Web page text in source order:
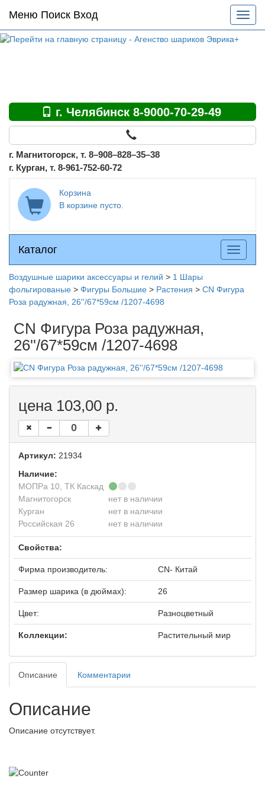
Основное
меню
по
Меню Поиск Вход
меню
г. Челябинск 8-9000-70-29-49
г. Магнитогорск, т. 8–908–828–35–38
г. Курган, т. 8-961-752-60-72
Корзина
В корзине пусто.
Каталог
Каталог
меню
Воздушные шарики аксессуары и гелий > 1 Шары
фольгированые > Фигуры Большие > Растения > CN Фигура
Роза радужная, 26''/67*59см /1207-4698
CN Фигура Роза радужная,
26''/67*59см /1207-4698
цена 103,00 р.
Артикул: 21934
Наличие:
МОПРа 10, ТК Каскад
Магнитогорск
нет в наличии
Курган
нет в наличии
Российская 26
нет в наличии
Свойства:
Фирма производитель: CN- Китай
Размер шарика (в дюймах): 26
Цвет: Разноцветный
Коллекции: Растительный мир
Описание Комментарии
Описание
Описание отсутствует.